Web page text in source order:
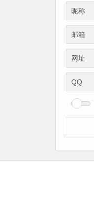
昵称
邮箱
网址
QQ